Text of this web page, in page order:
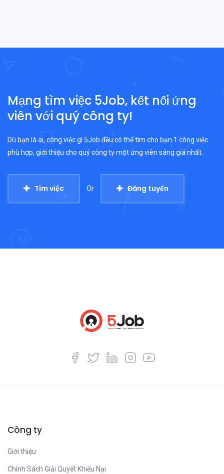
Mạng tìm việc 5Job, kết nối ứng
viên với quý công ty!
Dù bạn là ai, công việc gì 5Job đều có thể tìm cho bạn 1 công việc
phù hợp, giới thiệu cho quý công ty một ứng viên sáng giá nhất.
Tìm việc Or Đăng tuyển
Công ty
Giới thiệu
Chính Sách Giải Quyết Khiếu Nại